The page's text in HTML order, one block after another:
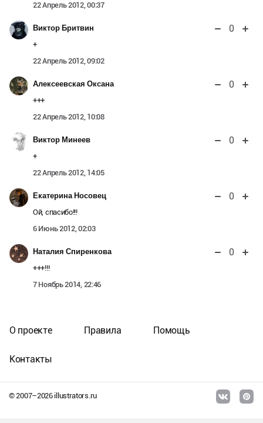
22 Апрель 2012, 00:37
Виктор Бритвин 0
+
22 Апрель 2012, 09:02
Алексеевская Оксана 0
+++
22 Апрель 2012, 10:08
Виктор Минеев 0
+
22 Апрель 2012, 14:05
Екатерина Носовец 0
Ой, спасибо!!!
6 Июнь 2012, 02:03
Наталия Спиренкова 0
+++!!!
7 Ноябрь 2014, 22:46
© 2007–2026illustrators.ru
О проекте Правила Помощь
Контакты